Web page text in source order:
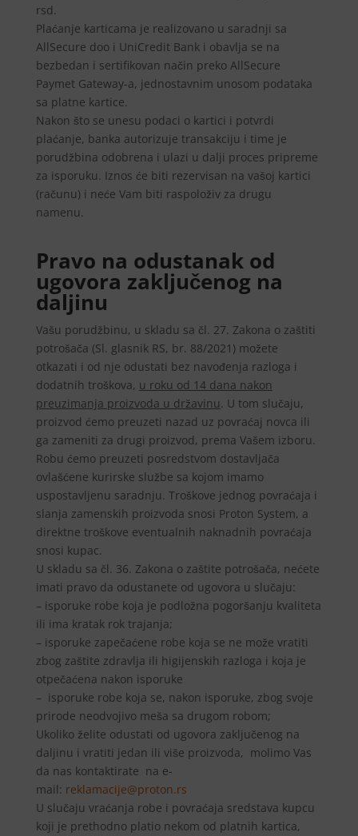
rsd.
Plaćanje karticama je realizovano u saradnji sa
AllSecure doo i UniCredit Bank i obavlja se na
bezbedan i sertifikovan način preko AllSecure
Paymet Gateway-a, jednostavnim unosom podataka
sa platne kartice.
Nakon što se unesu podaci o kartici i potvrdi
plaćanje, banka autorizuje transakciju i time je
porudžbina odobrena i ulazi u dalji proces pripreme
za isporuku. Iznos će biti rezervisan na vašoj kartici
(računu) i neće Vam biti raspoloživ za drugu
namenu.
Pravo na odustanak od
ugovora zaključenog na
daljinu
Vašu porudžbinu, u skladu sa čl. 27. Zakona o zaštiti
potrošača (Sl. glasnik RS, br. 88/2021) možete
otkazati i od nje odustati bez navođenja razloga i
dodatnih troškova, u roku od 14 dana nakon
preuzimanja proizvoda u državinu. U tom slučaju,
proizvod ćemo preuzeti nazad uz povraćaj novca ili
ga zameniti za drugi proizvod, prema Vašem izboru.
Robu ćemo preuzeti posredstvom dostavljača
ovlašćene kurirske službe sa kojom imamo
uspostavljenu saradnju. Troškove jednog povraćaja i
slanja zamenskih proizvoda snosi Proton System, a
direktne troškove eventualnih naknadnih povraćaja
snosi kupac.
U skladu sa čl. 36. Zakona o zaštite potrošača, nećete
imati pravo da odustanete od ugovora u slučaju:
– isporuke robe koja je podložna pogoršanju kvaliteta
ili ima kratak rok trajanja;
– isporuke zapečaćene robe koja se ne može vratiti
zbog zaštite zdravlja ili higijenskih razloga i koja je
otpečaćena nakon isporuke
– isporuke robe koja se, nakon isporuke, zbog svoje
prirode neodvojivo meša sa drugom robom;
Ukoliko želite odustati od ugovora zaključenog na
daljinu i vratiti jedan ili više proizvoda, molimo Vas
da nas kontaktirate na e-
mail: reklamacije@proton.rs
U slučaju vraćanja robe i povraćaja sredstava kupcu
koji je prethodno platio nekom od platnih kartica,